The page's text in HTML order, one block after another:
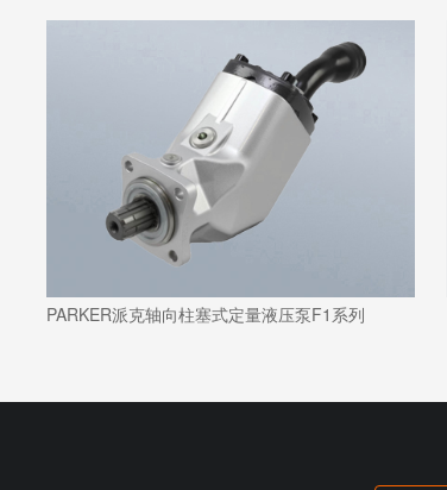
PARKER派克轴向柱塞式定量液压泵F1系列